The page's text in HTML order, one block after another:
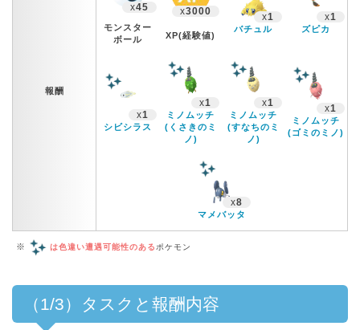
報酬
x45
モンスター
ボール
x3000
XP(経験値)
x1
バチュル
x1
ズピカ
x1
シビシラス
x1
ミノムッチ
(くさきのミ
ノ)
x1
ミノムッチ
(すなちのミ
ノ)
x1
ミノムッチ
(ゴミのミノ)
x8
マメバッタ
※ は色違い遭遇可能性のある ポケモン
（1/3）タスクと報酬内容